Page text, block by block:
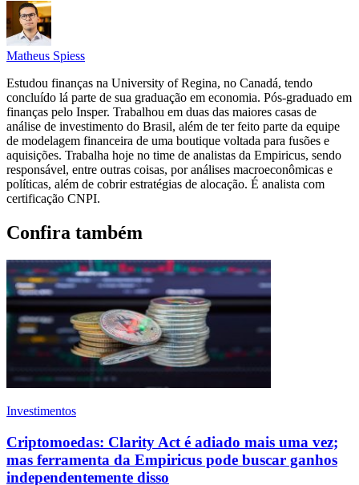
Matheus Spiess
Estudou finanças na University of Regina, no Canadá, tendo
concluído lá parte de sua graduação em economia. Pós-graduado em
finanças pelo Insper. Trabalhou em duas das maiores casas de
análise de investimento do Brasil, além de ter feito parte da equipe
de modelagem financeira de uma boutique voltada para fusões e
aquisições. Trabalha hoje no time de analistas da Empiricus, sendo
responsável, entre outras coisas, por análises macroeconômicas e
políticas, além de cobrir estratégias de alocação. É analista com
certificação CNPI.
Confira também
Investimentos
Criptomoedas: Clarity Act é adiado mais uma vez;
mas ferramenta da Empiricus pode buscar ganhos
independentemente disso